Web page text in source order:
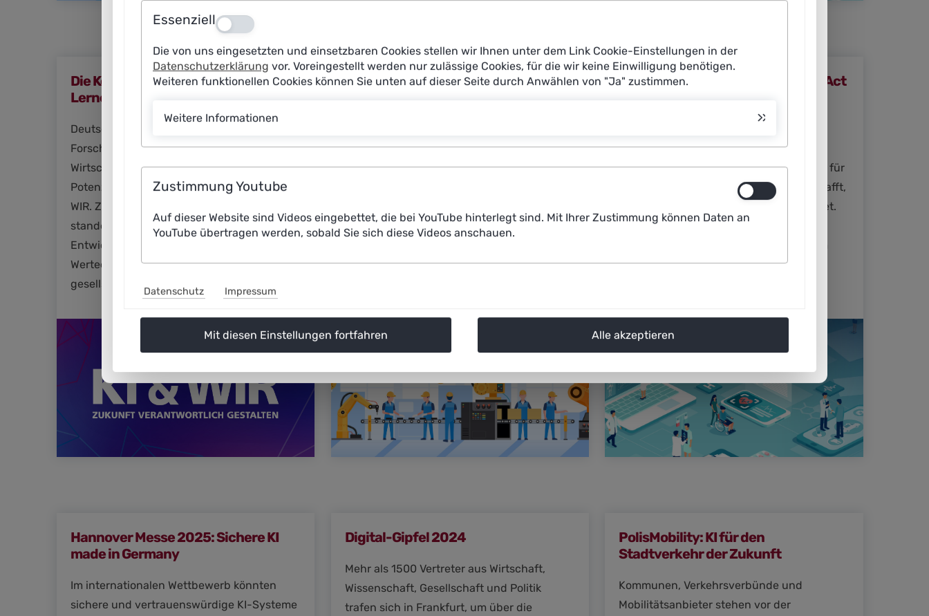
Die Konferenz der Plattform
Lernende Systeme 2025
Deutschland ist Vorreiter in der KI-
Forschung, und Wissenschaft sowie
Wirtschaft nutzen zunehmend ihre
Potenziale. Im Fokus der Konferenz „KI &
WIR. Zukunft verantwortlich gestalten“
standen Fragen zur technologischen
Entwicklung, globalem Wettbewerb,
Werteorientierung und den
gesellschaftlichen Auswirkungen von KI.
Wie erreichen wir eine
Wie kann KI wettbewerbsstärkend und
menschengerecht in die konkrete
Fachleute und Interessierte, unter anderem
Wissenschaft.
DMEA 2025: Was bedeutet der AI Act
verabschiedet, das auch in der
Gesundheitsversorgung eine Grundlage für
einen rechtssicheren Einsatz von KI schafft,
aber auch zusätzliche Aufwand bedeutet.
Vor diesem Hintergrund diskutierten
Lernende Systeme auf der
Hannover Messe 2025: Sichere KI
made in Germany
Im internationalen Wettbewerb könnten
sichere und vertrauenswürdige KI-Systeme
Digital-Gipfel 2024
Mehr als 1500 Vertreter aus Wirtschaft,
Wissenschaft, Gesellschaft und Politik
trafen sich in Frankfurt, um über die
PolisMobility: KI für den
Stadtverkehr der Zukunft
Kommunen, Verkehrsverbünde und
Mobilitätsanbieter stehen vor der
Essenziell Aus
Die von uns eingesetzten und einsetzbaren Cookies stellen wir Ihnen unter dem Link Cookie-Einstellungen in der
Datenschutzerklärung vor. Voreingestellt werden nur zulässige Cookies, für die wir keine Einwilligung benötigen.
Weiteren funktionellen Cookies können Sie unten auf dieser Seite durch Anwählen von "Ja" zustimmen.
Weitere Informationen
Zustimmung Youtube
Auf dieser Website sind Videos eingebettet, die bei YouTube hinterlegt sind. Mit Ihrer Zustimmung können Daten an
YouTube übertragen werden, sobald Sie sich diese Videos anschauen.
Datenschutz Impressum
Mit diesen Einstellungen fortfahren Alle akzeptieren